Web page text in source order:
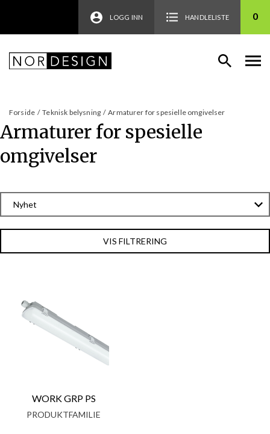
LOGG INN HANDLELISTE 0
Forside / Teknisk belysning / Armaturer for spesielle omgivelser
Armaturer for spesielle
omgivelser
VIS FILTRERING
WORK GRP PS
PRODUKTFAMILIE